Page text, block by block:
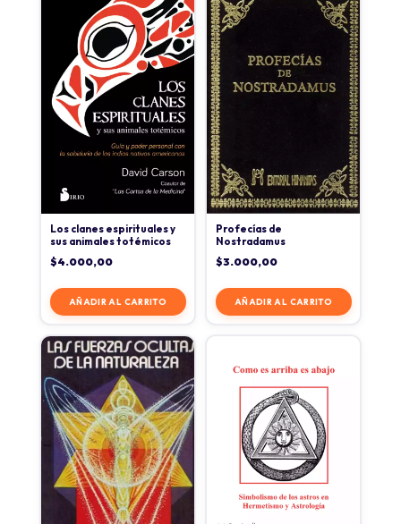
Los clanes espirituales y
sus animales totémicos
$4.000,00
AÑADIR AL CARRITO
Profecías de
Nostradamus
$3.000,00
AÑADIR AL CARRITO